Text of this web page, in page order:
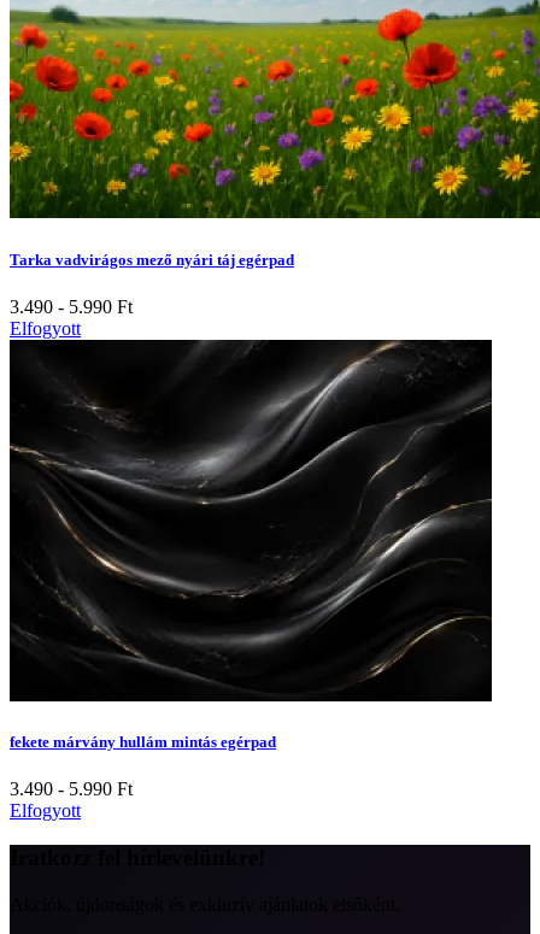
Tarka vadvirágos mező nyári táj egérpad
3.490 - 5.990 Ft
Elfogyott
fekete márvány hullám mintás egérpad
3.490 - 5.990 Ft
Elfogyott